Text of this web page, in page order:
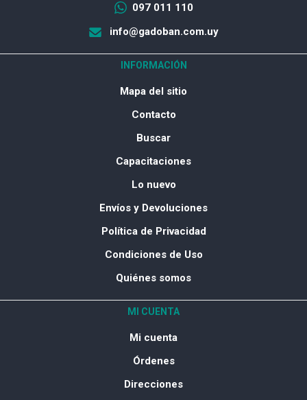
097 011 110
info@gadoban.com.uy
INFORMACIÓN
Mapa del sitio
Contacto
Buscar
Capacitaciones
Lo nuevo
Envíos y Devoluciones
Política de Privacidad
Condiciones de Uso
Quiénes somos
MI CUENTA
Mi cuenta
Órdenes
Direcciones